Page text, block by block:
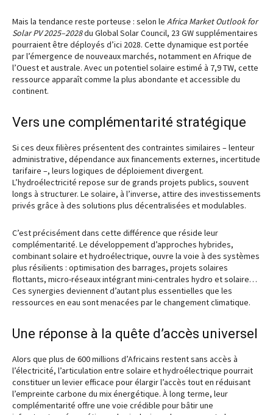
Mais la tendance reste porteuse : selon le Africa Market Outlook for
Solar PV 2025–2028du Global Solar Council, 23 GW supplémentaires
pourraient être déployés d’ici 2028. Cette dynamique est portée
par l’émergence de nouveaux marchés, notamment en Afrique de
l’Ouest et australe. Avec un potentiel solaire estimé à 7,9 TW, cette
ressource apparaît comme la plus abondante et accessible du
continent.
Vers une complémentarité stratégique
Si ces deux filières présentent des contraintes similaires – lenteur
administrative, dépendance aux financements externes, incertitude
tarifaire –, leurs logiques de déploiement divergent.
L’hydroélectricité repose sur de grands projets publics, souvent
longs à structurer. Le solaire, à l’inverse, attire des investissements
privés grâce à des solutions plus décentralisées et modulables.
C’est précisément dans cette différence que réside leur
complémentarité. Le développement d’approches hybrides,
combinant solaire et hydroélectrique, ouvre la voie à des systèmes
plus résilients : optimisation des barrages, projets solaires
flottants, micro-réseaux intégrant mini-centrales hydro et solaire…
Ces synergies deviennent d’autant plus essentielles que les
ressources en eau sont menacées par le changement climatique.
Une réponse à la quête d’accès universel
Alors que plus de 600 millions d’Africains restent sans accès à
l’électricité, l’articulation entre solaire et hydroélectrique pourrait
constituer un levier efficace pour élargir l’accès tout en réduisant
l’empreinte carbone du mix énergétique. À long terme, leur
complémentarité offre une voie crédible pour bâtir une